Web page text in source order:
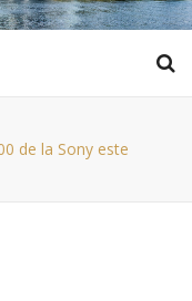
de la Sony este